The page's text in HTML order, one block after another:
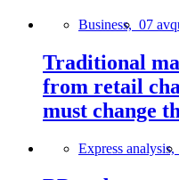
Business, 07
Traditional
from retail
must change
Express analysis,